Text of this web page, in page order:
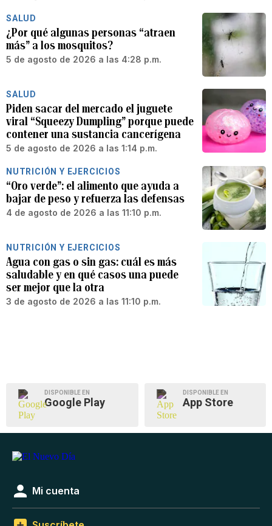
SALUD
¿Por qué algunas personas “atraen
más” a los mosquitos?
5 de agosto de 2026 a las 4:28 p.m.
SALUD
Piden sacar del mercado el juguete
viral “Squeezy Dumpling” porque puede
contener una sustancia cancerígena
5 de agosto de 2026 a las 1:14 p.m.
NUTRICIÓN Y EJERCICIOS
“Oro verde”: el alimento que ayuda a
bajar de peso y refuerza las defensas
4 de agosto de 2026 a las 11:10 p.m.
NUTRICIÓN Y EJERCICIOS
Agua con gas o sin gas: cuál es más
saludable y en qué casos una puede
ser mejor que la otra
3 de agosto de 2026 a las 11:10 p.m.
DISPONIBLE EN
Google Play
DISPONIBLE EN
App Store
Mi cuenta